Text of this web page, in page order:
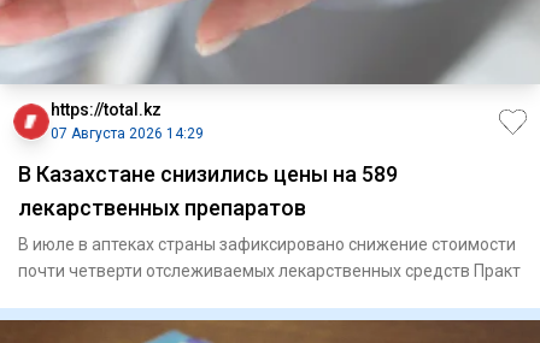
https://total.kz
07 Августа 2026 14:29
В Казахстане снизились цены на 589
лекарственных препаратов
В июле в аптеках страны зафиксировано снижение стоимости
почти четверти отслеживаемых лекарственных средств Практ